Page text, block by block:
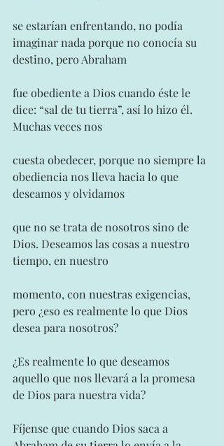
se estarían enfrentando, no podía
imaginar nada porque no conocía su
destino, pero Abraham
fue obediente a Dios cuando éste le
dice: “sal de tu tierra”, así lo hizo él.
Muchas veces nos
cuesta obedecer, porque no siempre la
obediencia nos lleva hacia lo que
deseamos y olvidamos
que no se trata de nosotros sino de
Dios. Deseamos las cosas a nuestro
tiempo, en nuestro
momento, con nuestras exigencias,
pero ¿eso es realmente lo que Dios
desea para nosotros?
¿Es realmente lo que deseamos
aquello que nos llevará a la promesa
de Dios para nuestra vida?
Fíjense que cuando Dios saca a